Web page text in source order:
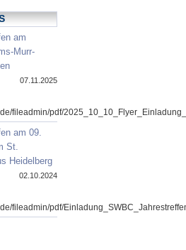
am
Murr-
07.11.2025
fileadmin/pdf/
am 09.
St.
Heidelberg
02.10.2024
fileadmin/pdf/